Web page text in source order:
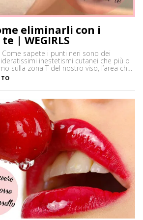
eliminarli con i
| WEGIRLS
sapete i punti neri sono dei
inestetismi cutanei che più o
sulla zona T del nostro viso, l’area che
e alterazioni del pH della pelle,
grassa e non si usano prodotti
TO